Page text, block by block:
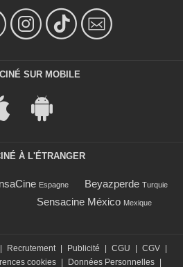
SUR MOBILE
À L'ÉTRANGER
Espagne Beyazperde Turquie
Sensacine México Mexique
Recrutement Publicité CGU CGV
cookies Données Personnelles